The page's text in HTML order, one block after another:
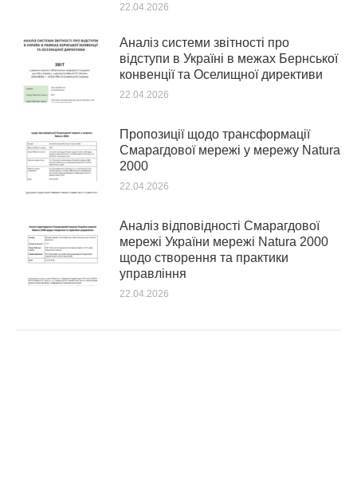
22.04.2026
Аналіз системи звітності про
відступи в Україні в межах Бернської
конвенції та Оселищної директиви
22.04.2026
Пропозиції щодо трансформації
Смарагдової мережі у мережу Natura
2000
22.04.2026
Аналіз відповідності Смарагдової
мережі України мережі Natura 2000
щодо створення та практики
управління
22.04.2026